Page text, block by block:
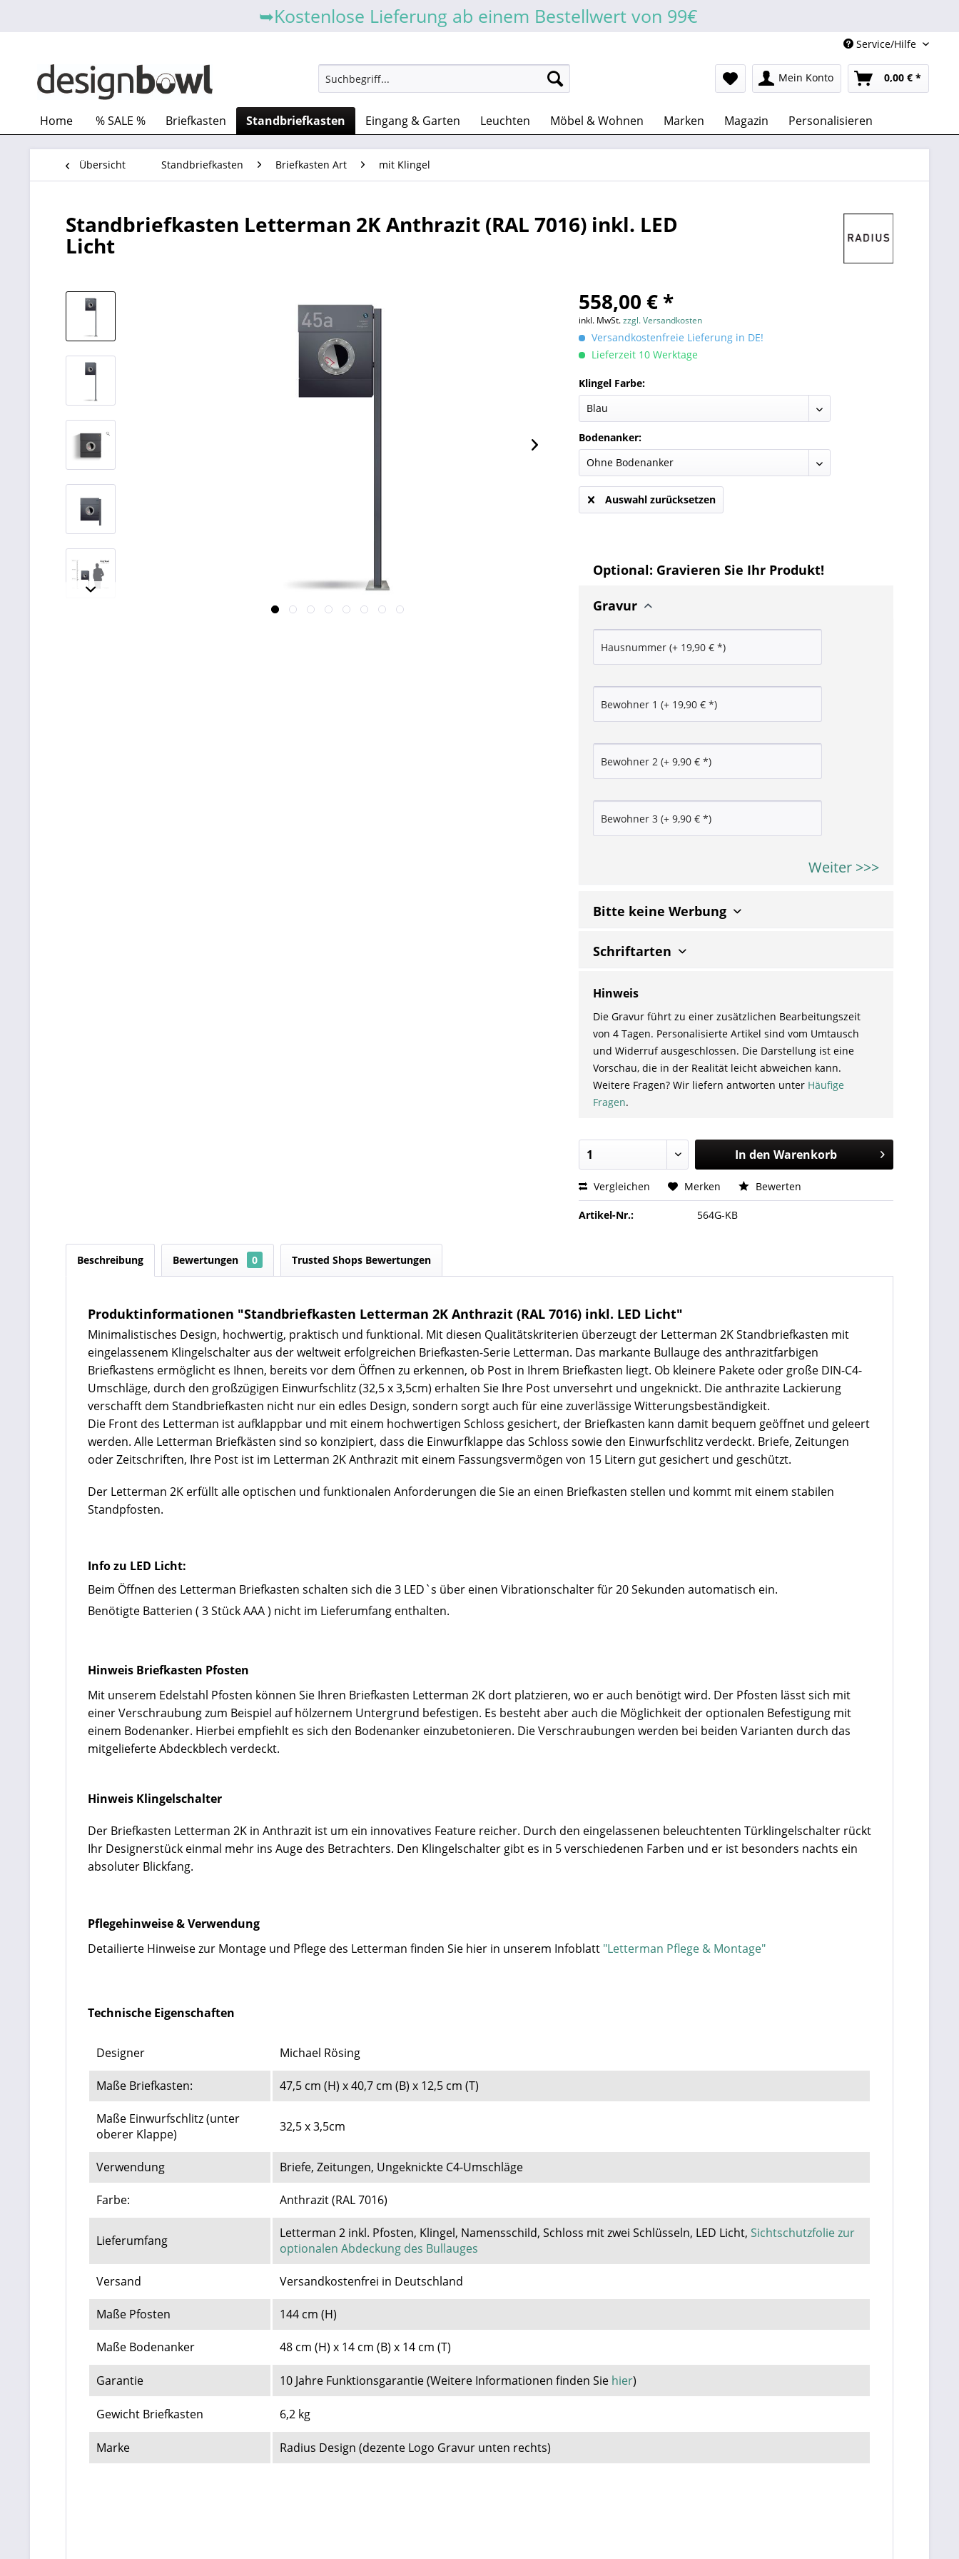
➥Kostenlose Lieferung ab einem Bestellwert von 99€
Service/Hilfe
Mein Konto 0,00 € *
Home % SALE % Briefkasten Standbriefkasten Eingang & Garten Leuchten Möbel & Wohnen Marken Magazin Personalisieren
Übersicht Standbriefkasten Briefkasten Art mit Klingel
Standbriefkasten Letterman 2K Anthrazit (RAL 7016) inkl. LED
Licht
558,00 € *
inkl. MwSt.zzgl. Versandkosten
Versandkostenfreie Lieferung in DE!
Lieferzeit 10 Werktage
Klingel Farbe:
Bodenanker:
Auswahl zurücksetzen
Optional: Gravieren Sie Ihr Produkt!
Gravur
Weiter >>>
Bitte keine Werbung
Schriftarten
Hinweis
Die Gravur führt zu einer zusätzlichen Bearbeitungszeit
von 4 Tagen. Personalisierte Artikel sind vom Umtausch
und Widerruf ausgeschlossen. Die Darstellung ist eine
Vorschau, die in der Realität leicht abweichen kann.
Weitere Fragen? Wir liefern antworten unter Häufige
Fragen.
In den Warenkorb
Vergleichen Merken Bewerten
Artikel-Nr.: 564G-KB
Beschreibung Bewertungen 0 Trusted Shops Bewertungen
Produktinformationen "Standbriefkasten Letterman 2K Anthrazit (RAL 7016) inkl. LED Licht"
Minimalistisches Design, hochwertig, praktisch und funktional. Mit diesen Qualitätskriterien überzeugt der Letterman 2K Standbriefkasten mit
eingelassenem Klingelschalter aus der weltweit erfolgreichen Briefkasten-Serie Letterman. Das markante Bullauge des anthrazitfarbigen
Briefkastens ermöglicht es Ihnen, bereits vor dem Öffnen zu erkennen, ob Post in Ihrem Briefkasten liegt. Ob kleinere Pakete oder große DIN-C4-
Umschläge, durch den großzügigen Einwurfschlitz (32,5 x 3,5cm) erhalten Sie Ihre Post unversehrt und ungeknickt. Die anthrazite Lackierung
verschafft dem Standbriefkasten nicht nur ein edles Design, sondern sorgt auch für eine zuverlässige Witterungsbeständigkeit.
Die Front des Letterman ist aufklappbar und mit einem hochwertigen Schloss gesichert, der Briefkasten kann damit bequem geöffnet und geleert
werden. Alle Letterman Briefkästen sind so konzipiert, dass die Einwurfklappe das Schloss sowie den Einwurfschlitz verdeckt. Briefe, Zeitungen
oder Zeitschriften, Ihre Post ist im Letterman 2K Anthrazit mit einem Fassungsvermögen von 15 Litern gut gesichert und geschützt.
Der Letterman 2K erfüllt alle optischen und funktionalen Anforderungen die Sie an einen Briefkasten stellen und kommt mit einem stabilen
Standpfosten.
Info zu LED Licht:
Beim Öffnen des Letterman Briefkasten schalten sich die 3 LED`s über einen Vibrationschalter für 20 Sekunden automatisch ein.
Benötigte Batterien ( 3 Stück AAA ) nicht im Lieferumfang enthalten.
Hinweis Briefkasten Pfosten
Mit unserem Edelstahl Pfosten können Sie Ihren Briefkasten Letterman 2K dort platzieren, wo er auch benötigt wird. Der Pfosten lässt sich mit
einer Verschraubung zum Beispiel auf hölzernem Untergrund befestigen. Es besteht aber auch die Möglichkeit der optionalen Befestigung mit
einem Bodenanker. Hierbei empfiehlt es sich den Bodenanker einzubetonieren. Die Verschraubungen werden bei beiden Varianten durch das
mitgelieferte Abdeckblech verdeckt.
Hinweis Klingelschalter
Der Briefkasten Letterman 2K in Anthrazit ist um ein innovatives Feature reicher. Durch den eingelassenen beleuchtenten Türklingelschalter rückt
Ihr Designerstück einmal mehr ins Auge des Betrachters. Den Klingelschalter gibt es in 5 verschiedenen Farben und er ist besonders nachts ein
absoluter Blickfang.
Pflegehinweise & Verwendung
Detailierte Hinweise zur Montage und Pflege des Letterman finden Sie hier in unserem Infoblatt "Letterman Pflege & Montage"
Technische Eigenschaften
Designer Michael Rösing
Maße Briefkasten: 47,5 cm (H) x 40,7 cm (B) x 12,5 cm (T)
Maße Einwurfschlitz (unter
oberer Klappe)
32,5 x 3,5cm
Verwendung Briefe, Zeitungen, Ungeknickte C4-Umschläge
Farbe: Anthrazit (RAL 7016)
Lieferumfang Letterman 2 inkl. Pfosten, Klingel, Namensschild, Schloss mit zwei Schlüsseln, LED Licht, Sichtschutzfolie zur
optionalen Abdeckung des Bullauges
Versand Versandkostenfrei in Deutschland
Maße Pfosten 144 cm (H)
Maße Bodenanker 48 cm (H) x 14 cm (B) x 14 cm (T)
Garantie 10 Jahre Funktionsgarantie(Weitere Informationen finden Sie hier)
Gewicht Briefkasten 6,2 kg
Marke Radius Design (dezente Logo Gravur unten rechts)